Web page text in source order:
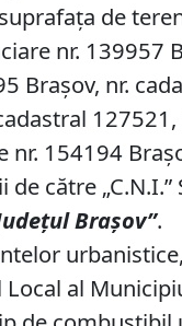
de
nr. 139957
Brașov, nr.
154194
către
udețul Brașov”.
al